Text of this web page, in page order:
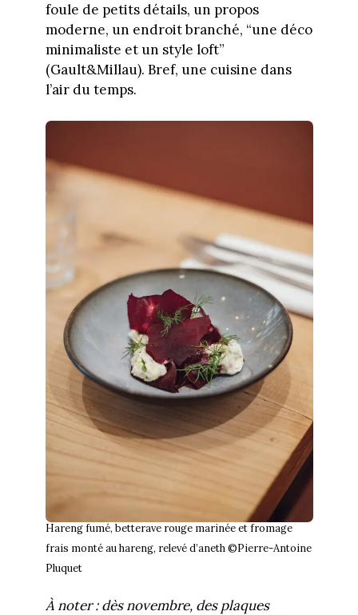
foule de petits détails, un propos
moderne, un endroit branché, “une déco
minimaliste et un style loft”
(Gault&Millau). Bref, une cuisine dans
l’air du temps.
Hareng fumé, betterave rouge marinée et fromage
frais monté au hareng, relevé d’aneth ©Pierre-Antoine
Pluquet
À noter : dès novembre, des plaques